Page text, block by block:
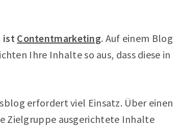
ist Contentmarketing. Auf einem Blog
Ihre Inhalte so aus, dass diese in
erfordert viel Einsatz. Über einen
Zielgruppe ausgerichtete Inhalte